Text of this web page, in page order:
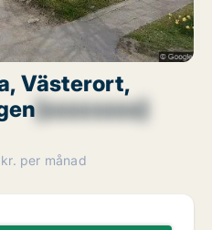
Västerort,
[xxxxxxxx]
per månad